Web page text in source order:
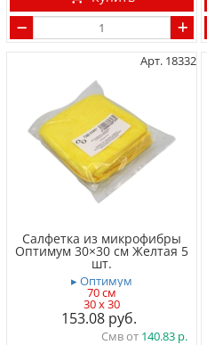
Арт. 18332
Салфетка из микрофибры
Оптимум 30×30 см Желтая 5
шт.
▸ Оптимум
70 см
30 x 30
153.08
Смв от 140.83